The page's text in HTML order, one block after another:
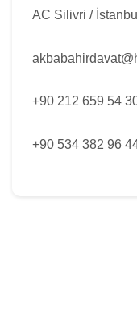
AC Silivri / İstanbul
+90 212 659 54
+90 534 382 96